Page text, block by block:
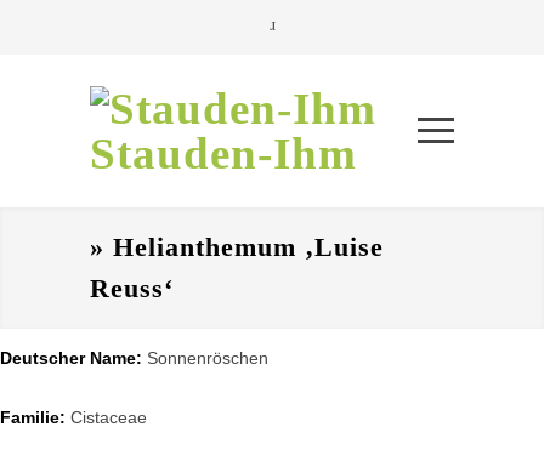
Stauden-Ihm
» Helianthemum ‚Luise
Reuss‘
Deutscher Name: Sonnenröschen
Familie: Cistaceae